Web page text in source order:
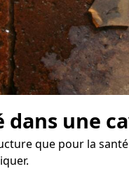
une
que pour la